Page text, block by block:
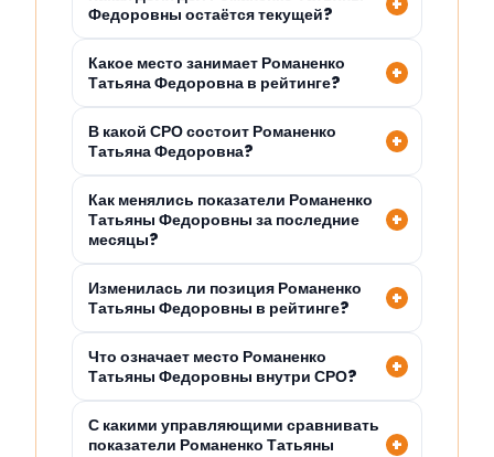
Федоровны остаётся текущей?
Какое место занимает Романенко
Татьяна Федоровна в рейтинге?
В какой СРО состоит Романенко
Татьяна Федоровна?
Как менялись показатели Романенко
Татьяны Федоровны за последние
месяцы?
Изменилась ли позиция Романенко
Татьяны Федоровны в рейтинге?
Что означает место Романенко
Татьяны Федоровны внутри СРО?
С какими управляющими сравнивать
показатели Романенко Татьяны